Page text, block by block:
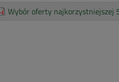
Wybór oferty najkorzystniejszej